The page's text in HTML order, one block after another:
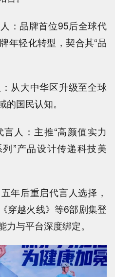
：品牌首位95后全球代
年轻化转型，契合其“品
从大中华区升级至全球
国民认知。
人：主推“高颜值实力
”产品设计传递科技美
年后重启代言人选择，
穿越火线》等6部剧集登
与平台深度绑定。